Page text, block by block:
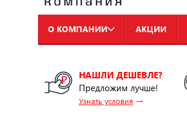
О КОМПАНИИ АКЦИИ
НАШЛИ ДЕШЕВЛЕ?
Предложим лучше!
Узнать условия →